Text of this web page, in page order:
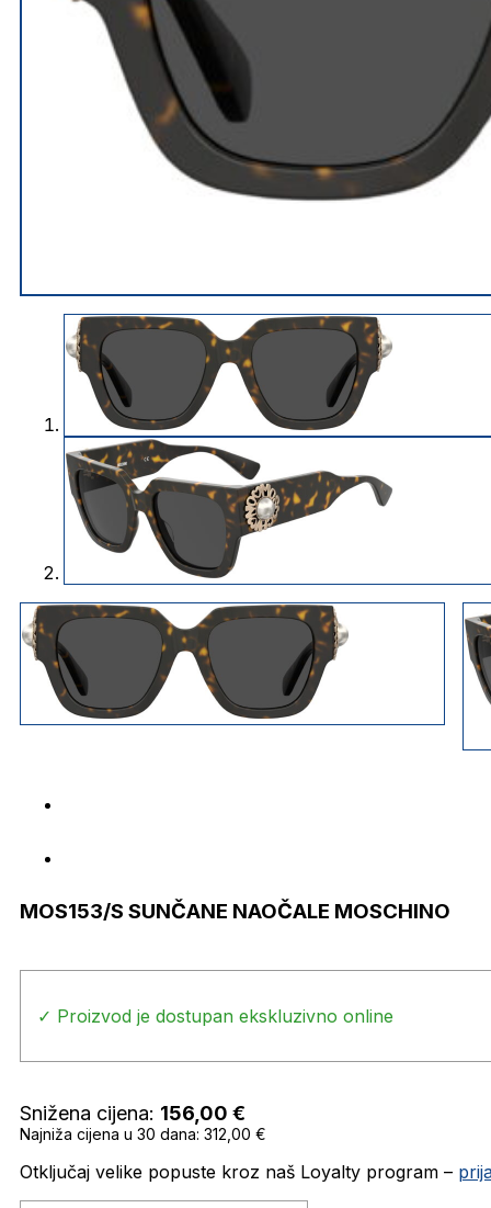
MOS153/S SUNČANE NAOČALE MOSCHINO
✓ Proizvod je dostupan ekskluzivno online
Snižena cijena: 156,00 €
Najniža cijena u 30 dana: 312,00 €
Otključaj velike popuste kroz naš Loyalty program –